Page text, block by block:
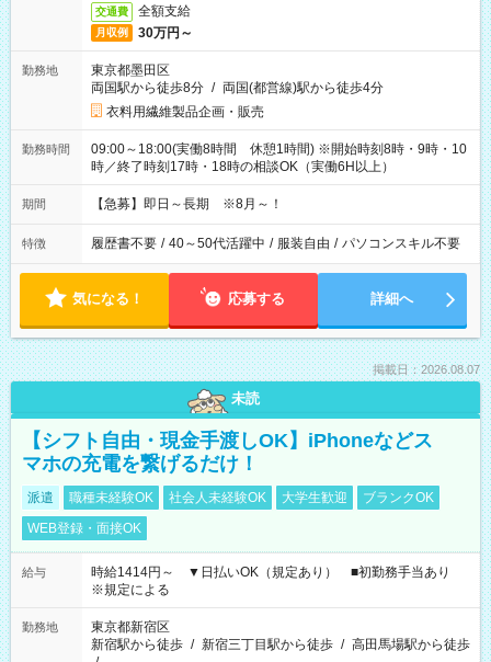
交通費 全額支給
月収例 30万円～
勤務地
東京都墨田区
両国駅から徒歩8分 / 両国(都営線)駅から徒歩4分
衣料用繊維製品企画・販売
勤務時間
09:00～18:00(実働8時間 休憩1時間) ※開始時刻8時・9時・10
時／終了時刻17時・18時の相談OK（実働6H以上）
期間 【急募】即日～長期 ※8月～！
特徴 履歴書不要 / 40～50代活躍中 / 服装自由 / パソコンスキル不要
気になる！ 応募する 詳細へ
掲載日：2026.08.07
未読
【シフト自由・現金手渡しOK】iPhoneなどス
マホの充電を繋げるだけ！
派遣 職種未経験OK 社会人未経験OK 大学生歓迎
ブランクOK
WEB登録・面接OK
給与
時給1414円～ ▼日払いOK（規定あり） ■初勤務手当あり
※規定による
勤務地
東京都新宿区
新宿駅から徒歩 / 新宿三丁目駅から徒歩 / 高田馬場駅から徒歩